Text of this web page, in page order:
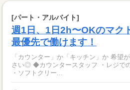
[パート・アルバイト]
週1日、1日2h〜OKのマク
最優先で働けます！
「カウンター」か「キッチン」か 希望
さい◎ ◆カウンタースタッフ ・レジでの接客、注文 ・ドリンク作り
・ソフトクリー...